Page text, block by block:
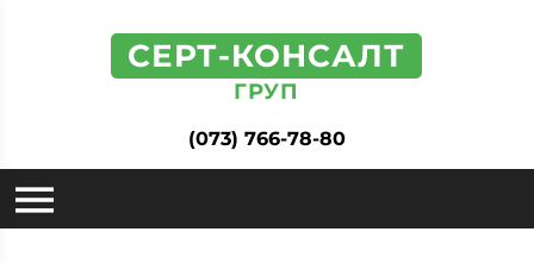
СЕРТ-КОНСАЛТ
ГРУП
(073) 766-78-80